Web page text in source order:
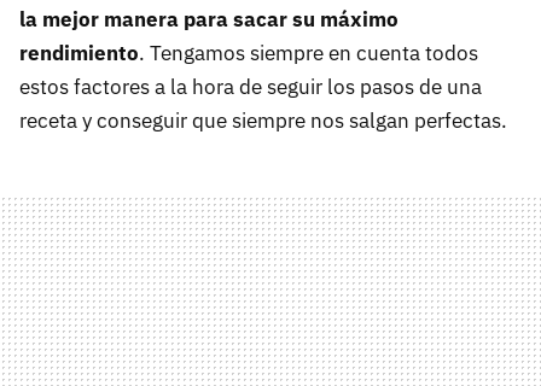
la mejor manera para sacar su máximo
rendimiento. Tengamos siempre en cuenta todos
estos factores a la hora de seguir los pasos de una
receta y conseguir que siempre nos salgan perfectas.